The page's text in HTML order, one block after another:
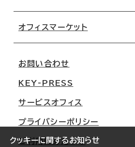
クッキーに関するお知らせ
路線・駅から探す
移転コストシミュレーション
移転スケジュール
オフィス移転Q&A
オフィスマーケット
大阪
名古屋
札幌
仙台
お問い合わせ
KEY-PRESS
サービスオフィス
プライバシーポリシー
ご利用にあたって